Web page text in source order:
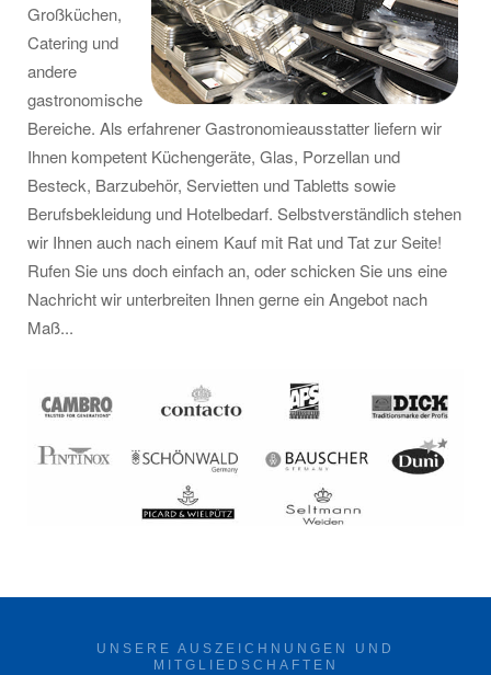
Großküchen,
Catering und
andere
gastronomische
Bereiche. Als erfahrener Gastronomieausstatter liefern wir
Ihnen kompetent Küchengeräte, Glas, Porzellan und
Besteck, Barzubehör, Servietten und Tabletts sowie
Berufsbekleidung und Hotelbedarf. Selbstverständlich stehen
wir Ihnen auch nach einem Kauf mit Rat und Tat zur Seite!
Rufen Sie uns doch einfach an, oder schicken Sie uns eine
Nachricht wir unterbreiten Ihnen gerne ein Angebot nach
Maß...
UNSERE AUSZEICHNUNGEN UND
MITGLIEDSCHAFTEN